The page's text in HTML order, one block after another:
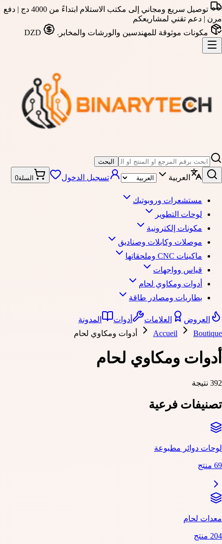
توصيل سريع ومجاني إلى مكتب الاستلام ابتداءً من 4000 دج | دفع
مرن | دعم تقني لمشاريعكم
مكونات موثوقة للمهندسين والورشات والمخابر.
البحث
العربية تسجيل الدخول السلة0
مستشعرات وروبوتيك
لوحات التطوير
مكونات إلكترونية
موصلات وكابلات وصناديق
ماكينات CNC وملحقاتها
قياس وواجهات
أدوات ومكاوي لحام
بطاريات ومصادر طاقة
العروض العلامات أدوات
المدونة
Accueil
Boutique أدوات ومكاوي لحام
أدوات ومكاوي لحام
392 نتيجة
تصنيفات فرعية
لوحات دوائر مطبوعة
69 منتج
معدات لحام
204 منتج